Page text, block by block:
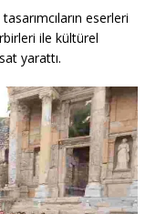
eserleri
ile kültürel
yarattı.